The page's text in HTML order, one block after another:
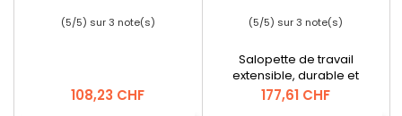
(5/5) sur3 note(s)
Prix
108,23 CHF
(5/5) sur3 note(s)
Salopette de travail
extensible, durable et
confortable avec des
Prix
177,61 CHF